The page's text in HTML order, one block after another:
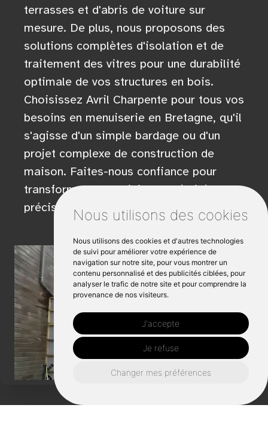
Nous utilisons des cookies
Nous utilisons des cookies et d'autres technologies
de suivi pour améliorer votre expérience de
navigation sur notre site, pour vous montrer un
contenu personnalisé et des publicités ciblées, pour
analyser le trafic de notre site et pour comprendre la
provenance de nos visiteurs.
J'accepte
Je refuse
Changer mes préférences
terrasses et d'abris de voiture sur
mesure. De plus, nous proposons des
solutions complètes d'isolation et de
traitement des vitres pour une durabilité
optimale de vos structures en bois.
Choisissez Avril Charpente pour tous vos
besoins en menuiserie en Bretagne, qu'il
s'agisse d'un simple bardage ou d'un
projet complexe de construction de
maison. Faites-nous confiance pour
transformer votre vision en réalité avec
précision et excellence.